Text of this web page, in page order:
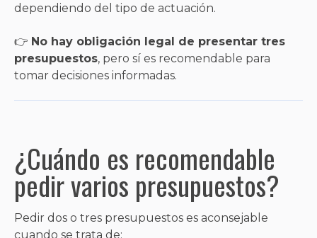
dependiendo del tipo de actuación.
👉 No hay obligación legal de presentar tres
presupuestos, pero sí es recomendable para
tomar decisiones informadas.
¿Cuándo es recomendable
pedir varios presupuestos?
Pedir dos o tres presupuestos es aconsejable
cuando se trata de: